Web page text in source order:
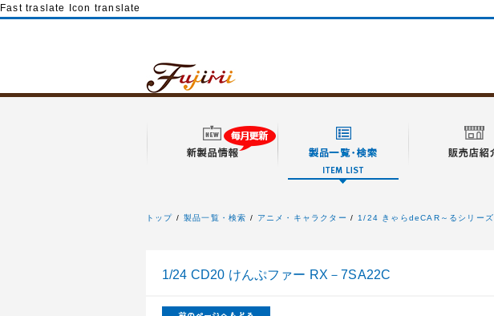
Fast traslate Icon translate
トップ 製品一覧・検索 アニメ・キャラクター 1/24 きゃらdeCAR～るシリーズ
1/24 CD20 けんぷファー RX－7SA22C